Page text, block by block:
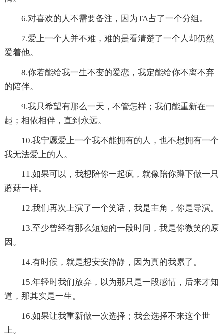
6.对喜欢的人不需要备注，因为TA占了一个分组。
7.爱上一个人并不难，难的是看清楚了一个人却仍然
爱着他。
8.你若能给我一生不变的爱恋，我定能给你不离不弃
的陪伴。
9.我只希望有那么一天，不管怎样；我们能重新在一
起；相依相伴，直到永远。
10.我宁愿爱上一个我不能拥有的人，也不想拥有一个
我无法爱上的人。
11.如果可以，我想陪你一起疯，就像陪你蹲下做一只
蘑菇一样。
12.我们再次上演了一个笑话，我是主角，你是导演。
13.至少曾经有那么短短的一段时间，我是你微笑的原
因。
14.有时候，就是想安安静静，因为真的我累了。
15.年轻时我们放弃，以为那只是一段感情，后来才知
道，那其实是一生。
16.如果让我重新做一次选择；我会选择不来这个世
上。